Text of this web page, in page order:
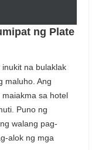
ng Plate
na bulaklak
maluho. Ang
sa hotel
Puno ng
walang pag-
alok ng mga